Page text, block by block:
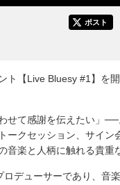
ポスト
【Live Bluesy #1】を
せて感謝を伝えたい」
ークセッション、サイン
楽と人柄に触れる貴重
デューサーであり、音